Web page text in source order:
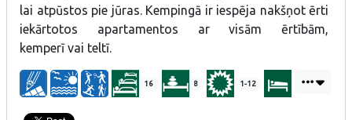
lai atpūstos pie jūras. Kempingā ir iespēja nakšņot ērti
iekārtotos apartamentos ar visām ērtībām,
kemperī vai teltī.
16 8 1-12